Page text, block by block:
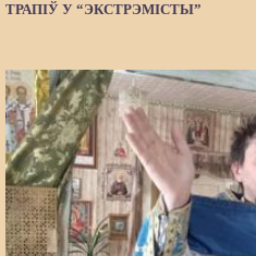
ТРАПІЎ У “ЭКСТРЭМІСТЫ”